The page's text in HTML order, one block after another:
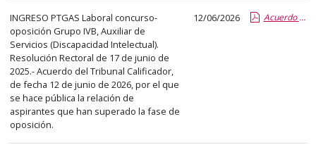
PDF
con
el
detalle
del
anuncio
completo.
INGRESO PTGAS Laboral concurso-
oposición Grupo IVB, Auxiliar de
Servicios (Discapacidad Intelectual).
Resolución Rectoral de 17 de junio de
2025.- Acuerdo del Tribunal Calificador,
de fecha 12 de junio de 2026, por el que
se hace pública la relación de
aspirantes que han superado la fase de
oposición.
12/06/2026 Acuerdo aprobados fase oposición Aux. Serv. DI.pdf.pdf